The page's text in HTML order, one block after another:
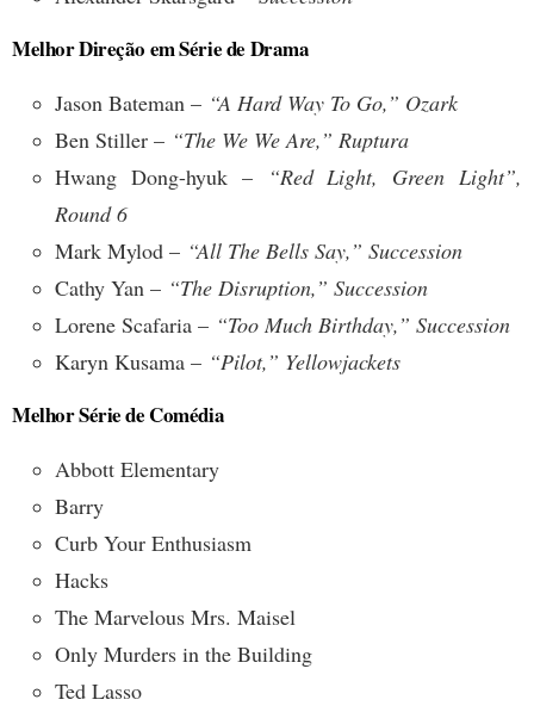
Melhor Direção em Série de Drama
Jason Bateman – “A Hard Way To Go,” Ozark
Ben Stiller – “The We We Are,” Ruptura
Hwang Dong-hyuk –
“Red Light, Green Light”,
Round 6
Mark Mylod – “All The Bells Say,” Succession
Cathy Yan – “The Disruption,” Succession
Lorene Scafaria – “Too Much Birthday,” Succession
Karyn Kusama – “Pilot,” Yellowjackets
Melhor Série de Comédia
Abbott Elementary
Barry
Curb Your Enthusiasm
Hacks
The Marvelous Mrs. Maisel
Only Murders in the Building
Ted Lasso